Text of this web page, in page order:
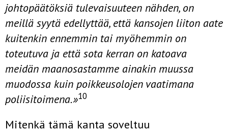
johtopäätöksiä tulevaisuuteen nähden, on
meillä syytä edellyttää, että kansojen liiton aate
kuitenkin ennemmin tai myöhemmin on
toteutuva ja että sota kerran on katoava
meidän maanosastamme ainakin muussa
muodossa kuin poikkeusolojen vaatimana
poliisitoimena.»10
Mitenkä tämä kanta soveltuu